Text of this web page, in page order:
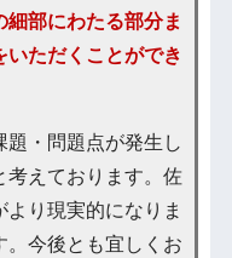
部にわたる部分ま
ただくことができ
・問題点が発生し
考えております。佐
り現実的になりま
。今後とも宜しくお